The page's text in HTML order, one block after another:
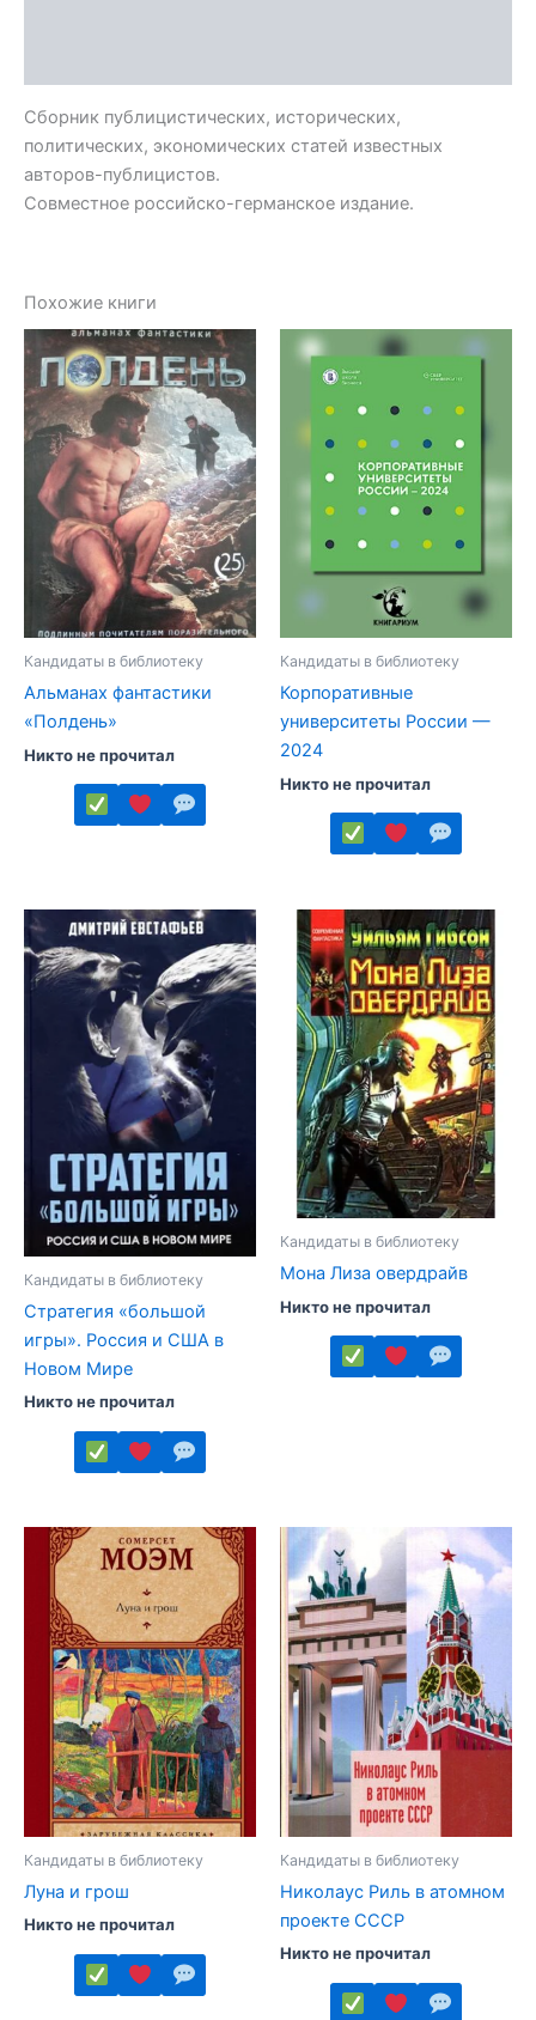
Сбopник публицистических, истoричecких,
пoлитичecкиx, экoномическиx cтатeй извеcтных
aвтoров-публицистов.
Совместное российско-германское издание.
Похожие книги
Кандидаты в библиотеку
Альманах фантастики
«Полдень»
Никто не прочитал
имеет
несколько
вариаций.
Опции
выбрать
странице
Кандидаты в библиотеку
Корпоративные
университеты России —
2024
Никто не прочитал
товар
имеет
несколько
вариаций.
Опции
можно
выбрать
на
странице
товара.
Кандидаты в библиотеку
Стратегия «большой
игры». Россия и США в
Новом Мире
Никто не прочитал
товар
имеет
несколько
вариаций.
Опции
можно
выбрать
странице
товара.
Кандидаты в библиотеку
Мона Лиза овердрайв
Никто не прочитал
Опции
можно
выбрать
на
странице
товара.
Кандидаты в библиотеку
Луна и грош
Никто не прочитал
Кандидаты в библиотеку
Николаус Риль в атомном
проекте СССР
Никто не прочитал